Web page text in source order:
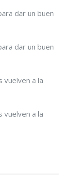
dar un buen
dar un buen
vuelven a la
vuelven a la